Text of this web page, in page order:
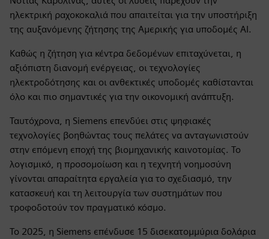
ηλεκτρική ραχοκοκαλιά που απαιτείται για την υποστήριξη
της αυξανόμενης ζήτησης της Αμερικής για υποδομές AI.
Καθώς η ζήτηση για κέντρα δεδομένων επιταχύνεται, η
αξιόπιστη διανομή ενέργειας, οι τεχνολογίες
ηλεκτροδότησης και οι ανθεκτικές υποδομές καθίστανται
όλο και πιο σημαντικές για την οικονομική ανάπτυξη.
Ταυτόχρονα, η Siemens επενδύει στις ψηφιακές
τεχνολογίες βοηθώντας τους πελάτες να ανταγωνιστούν
στην επόμενη εποχή της βιομηχανικής καινοτομίας. Το
λογισμικό, η προσομοίωση και η τεχνητή νοημοσύνη
γίνονται απαραίτητα εργαλεία για το σχεδιασμό, την
κατασκευή και τη λειτουργία των συστημάτων που
τροφοδοτούν τον πραγματικό κόσμο.
Το 2025, η Siemens επένδυσε 15 δισεκατομμύρια δολάρια